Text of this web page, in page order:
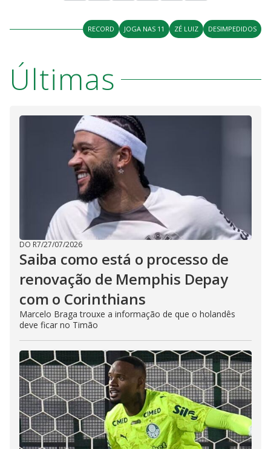
RECORD JOGA NAS 11 ZÉ LUIZ DESIMPEDIDOS
Últimas
DO R7/27/07/2026
Saiba como está o processo de
renovação de Memphis Depay
com o Corinthians
Marcelo Braga trouxe a informação de que o holandês
deve ficar no Timão